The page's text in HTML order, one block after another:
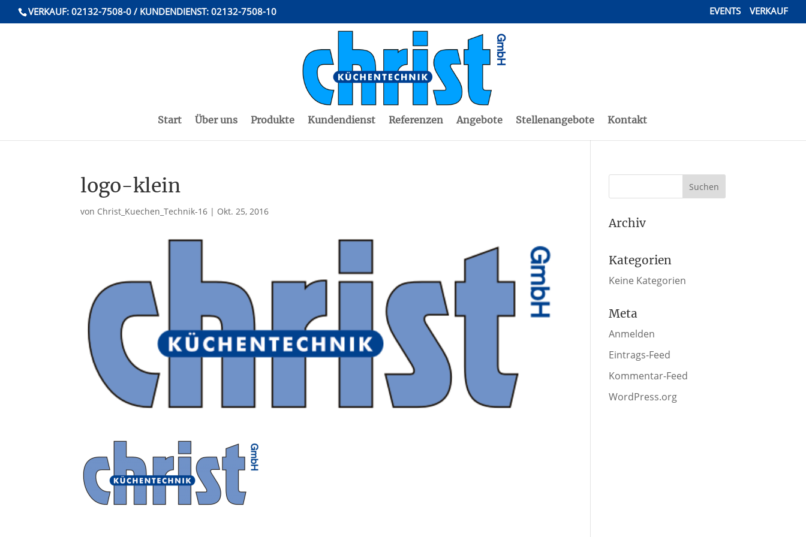
VERKAUF: 02132-7508-0 / KUNDENDIENST: 02132-7508-10 EVENTS VERKAUF
Start Über uns Produkte Kundendienst Referenzen Angebote Stellenangebote Kontakt
logo-klein
von Christ_Kuechen_Technik-16 | Okt. 25, 2016
Archiv
Kategorien
Keine Kategorien
Meta
Anmelden
Eintrags-Feed
Kommentar-Feed
WordPress.org